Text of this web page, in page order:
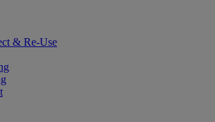
& Re-Use